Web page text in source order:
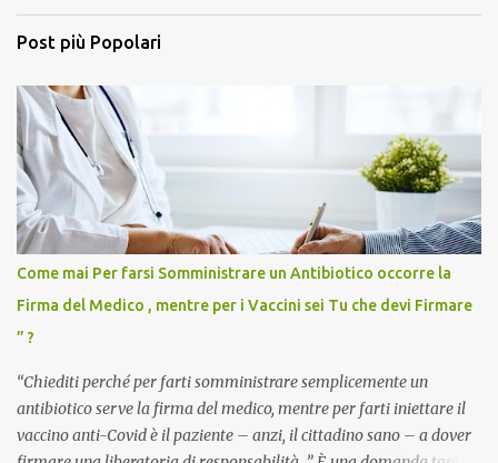
Post più Popolari
Come mai Per farsi Somministrare un Antibiotico occorre la
Firma del Medico , mentre per i Vaccini sei Tu che devi Firmare
” ?
“Chiediti perché per farti somministrare semplicemente un
antibiotico serve la firma del medico, mentre per farti iniettare il
vaccino anti-Covid è il paziente – anzi, il cittadino sano – a dover